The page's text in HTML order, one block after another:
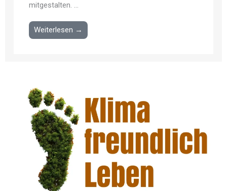
mitgestalten. ...
Weiterlesen →